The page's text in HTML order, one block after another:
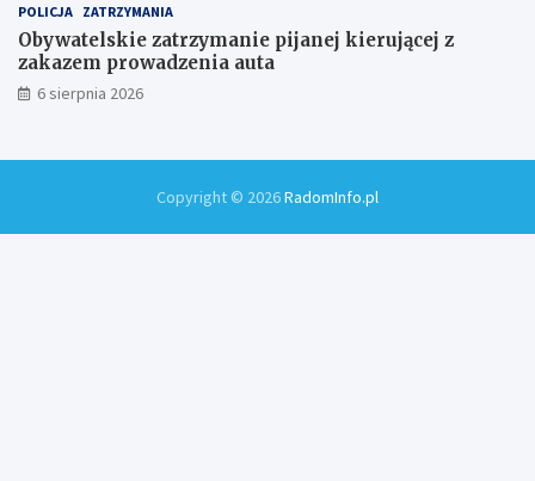
POLICJA ZATRZYMANIA
Obywatelskie zatrzymanie pijanej kierującej z
zakazem prowadzenia auta
6 sierpnia 2026
Copyright © 2026RadomInfo.pl